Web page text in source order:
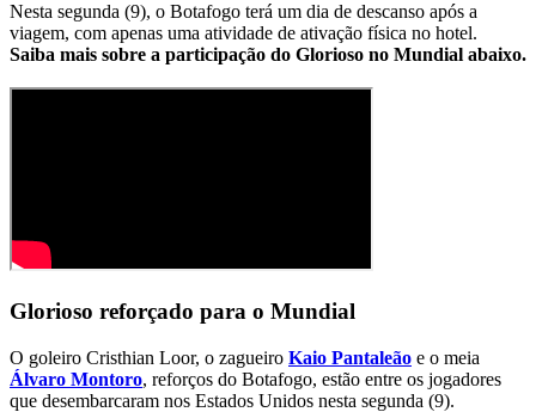
Nesta segunda (9), o Botafogo terá um dia de descanso após a
viagem, com apenas uma atividade de ativação física no hotel.
Saiba mais sobre a participação do Glorioso no Mundial abaixo.
Glorioso reforçado para o Mundial
O goleiro Cristhian Loor, o zagueiro Kaio Pantaleão e o meia
Álvaro Montoro, reforços do Botafogo, estão entre os jogadores
que desembarcaram nos Estados Unidos nesta segunda (9).